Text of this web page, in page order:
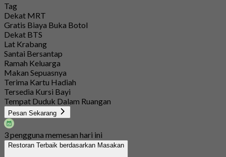
Tag
Dekat MRT
Gratis Biaya Buka Botol
Dekat BTS
Lat Krabang
Santai Bersantap
Ramah Keluarga
Makan Sepuasnya
Terima Kartu Hadiah
Tersedia Kursi Bayi
Tempat Duduk Dalam Ruangan
Pesan Sekarang
3 pengguna memesan hari ini
Restoran Terbaik berdasarkan Masakan